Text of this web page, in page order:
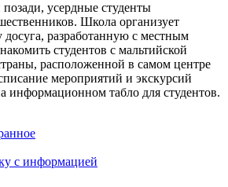
усердные студенты
Школа организует
разработанную с местным
студентов с мальтийской
расположенной в самом центре
мероприятий и экскурсий
информационном табло для студентов.
с информацией